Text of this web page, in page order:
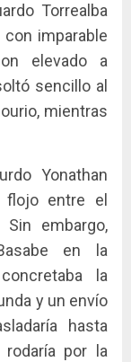
Torrealba
imparable
elevado a
sencillo al
mientras
Yonathan
flojo entre el
embargo,
en la
la
y un envío
hasta
por la